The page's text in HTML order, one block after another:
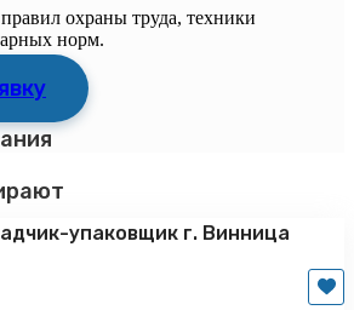
охраны труда, техники
норм.
упаковщик г. Винница